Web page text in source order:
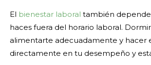
El bienestar laboral también
haces fuera del horario laboral.
alimentarte adecuadamente y hacer
directamente en tu desempeño y